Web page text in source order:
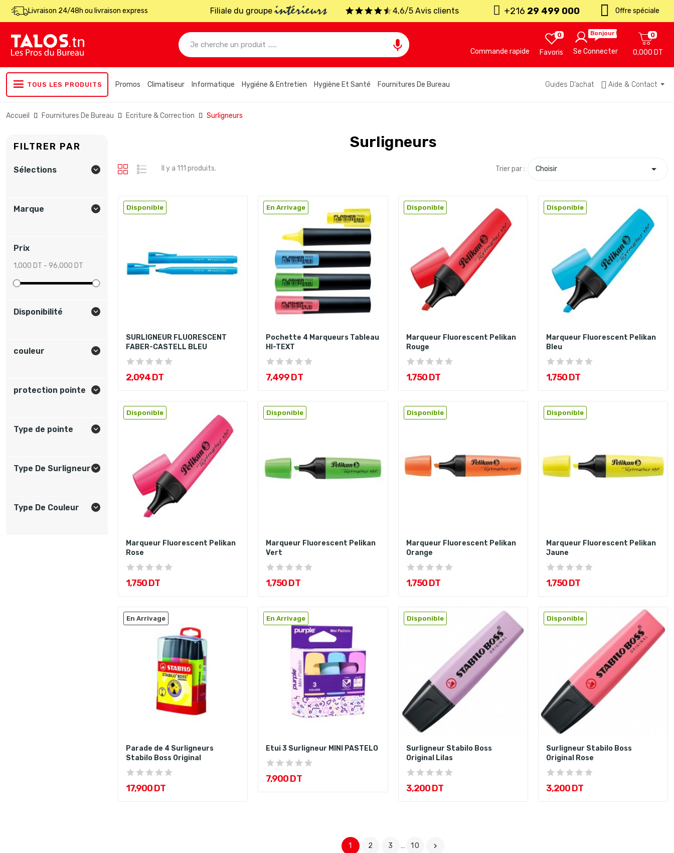
Livraison 24/48h ou livraison express Filiale du groupeintérieurs 4,6/5 Avis clients +216 29 499 000 Offre spéciale
 Commande rapide Favoris
0 Bonjour !
Se Connecter 0,000 DT
0
TOUS LES PRODUITS Promos Climatiseur Informatique Hygiéne & Entretien Hygiène Et Santé Fournitures De Bureau Guides D’achat Aide & Contact
Accueil Fournitures De Bureau Ecriture & Correction Surligneurs
FILTRER PAR
Sélections 
Marque 
Prix
1,000 DT - 96,000 DT
Disponibilité 
couleur 
protection pointe 
Type de pointe 
Type De Surligneur
Type De Couleur 
Surligneurs
Il y a 111 produits. Trier par : Choisir 
Disponible
SURLIGNEUR FLUORESCENT
FABER-CASTELL BLEU
2,094 DT
En Arrivage
Pochette 4 Marqueurs Tableau
HI-TEXT
7,499 DT
Disponible
Marqueur Fluorescent Pelikan
Rouge
1,750 DT
Disponible
Marqueur Fluorescent Pelikan
Bleu
1,750 DT
Disponible
Marqueur Fluorescent Pelikan
Rose
1,750 DT
Disponible
Marqueur Fluorescent Pelikan
Vert
1,750 DT
Disponible
Marqueur Fluorescent Pelikan
Orange
1,750 DT
Disponible
Marqueur Fluorescent Pelikan
Jaune
1,750 DT
En Arrivage
Parade de 4 Surligneurs
Stabilo Boss Original
17,900 DT
En Arrivage
Etui 3 Surligneur MINI PASTELO
7,900 DT
Disponible
Surligneur Stabilo Boss
Original Lilas
3,200 DT
Disponible
Surligneur Stabilo Boss
Original Rose
3,200 DT
1 2 3 … 10 